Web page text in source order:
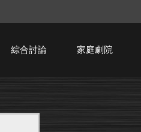
綜合討論 家庭劇院